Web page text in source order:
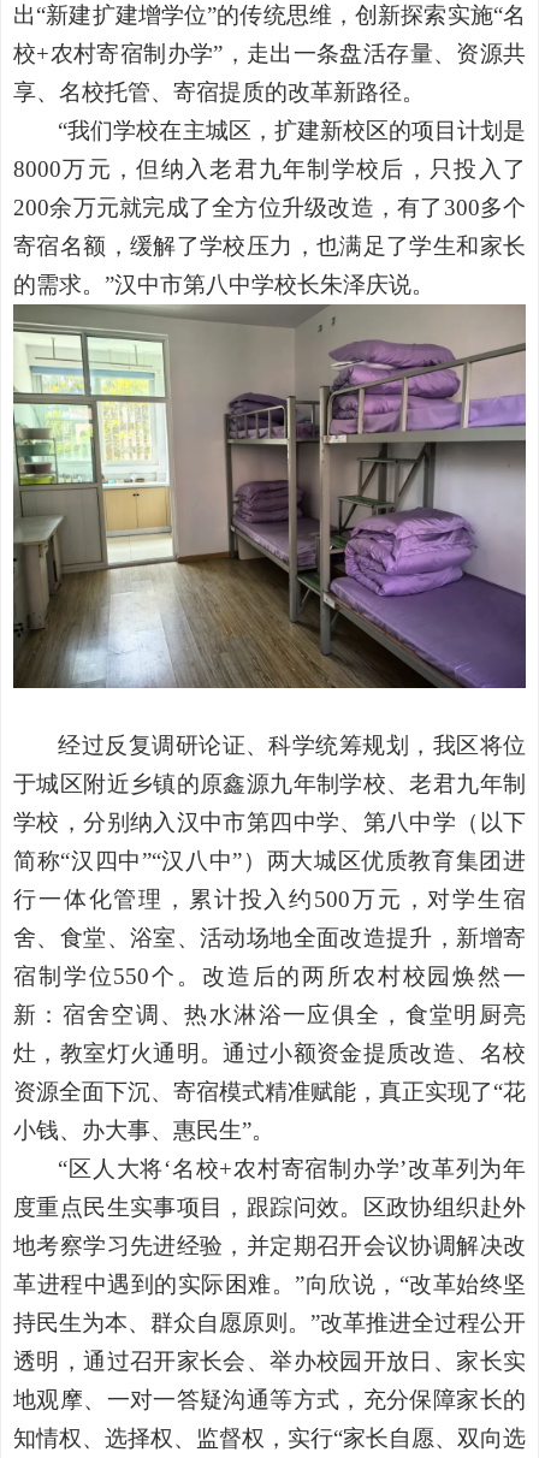
出“新建扩建增学位”的传统思维，创新探索实施“名
校+农村寄宿制办学”，走出一条盘活存量、资源共
享、名校托管、寄宿提质的改革新路径。
“我们学校在主城区，扩建新校区的项目计划是
8000万元，但纳入老君九年制学校后，只投入了
200余万元就完成了全方位升级改造，有了300多个
寄宿名额，缓解了学校压力，也满足了学生和家长
的需求。”汉中市第八中学校长朱泽庆说。
经过反复调研论证、科学统筹规划，我区将位
于城区附近乡镇的原鑫源九年制学校、老君九年制
学校，分别纳入汉中市第四中学、第八中学（以下
简称“汉四中”“汉八中”）两大城区优质教育集团进
行一体化管理，累计投入约500万元，对学生宿
舍、食堂、浴室、活动场地全面改造提升，新增寄
宿制学位550个。改造后的两所农村校园焕然一
新：宿舍空调、热水淋浴一应俱全，食堂明厨亮
灶，教室灯火通明。通过小额资金提质改造、名校
资源全面下沉、寄宿模式精准赋能，真正实现了“花
小钱、办大事、惠民生”。
“区人大将‘名校+农村寄宿制办学’改革列为年
度重点民生实事项目，跟踪问效。区政协组织赴外
地考察学习先进经验，并定期召开会议协调解决改
革进程中遇到的实际困难。”向欣说，“改革始终坚
持民生为本、群众自愿原则。”改革推进全过程公开
透明，通过召开家长会、举办校园开放日、家长实
地观摩、一对一答疑沟通等方式，充分保障家长的
知情权、选择权、监督权，实行“家长自愿、双向选